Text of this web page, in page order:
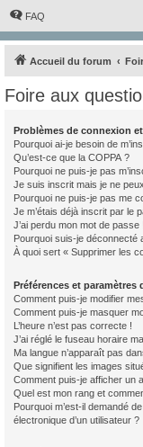
FAQ
Accueil du forum
Foire aux
Problèmes de connexion
Pourquoi ai-je besoin de
Qu’est-ce que la COPPA ?
Pourquoi ne puis-je pas
Je suis inscrit mais je ne
Pourquoi ne puis-je pas me
Je m’étais déjà inscrit par le
J’ai perdu mon mot de passe !
Pourquoi suis-je déconnecté
À quoi sert « Supprimer les
Préférences et paramètres
Comment puis-je modifier
Comment puis-je masquer
L’heure n’est pas correcte !
J’ai réglé le fuseau horaire
Ma langue n’apparaît pas
Que signifient les images
Comment puis-je afficher un
Quel est mon rang et
Pourquoi m’est-il demandé
électronique d’un utilisateur ?